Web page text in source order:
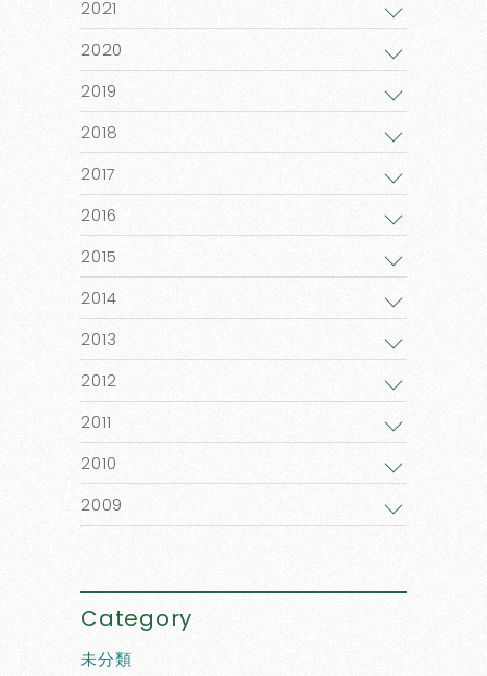
2021
2020
2019
2018
2017
2016
2015
2014
2013
2012
2011
2010
2009
Category
未分類